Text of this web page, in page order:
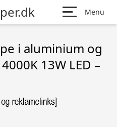
Menu
i aluminium og
13W LED –